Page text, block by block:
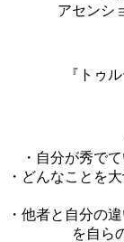
アセンシ
『トゥ
・自分が秀で
・どんなことを
・他者と自分の
を自ら